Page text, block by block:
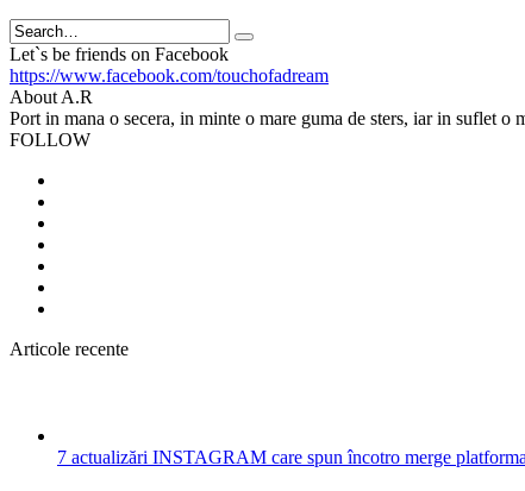
Search
Let`s be friends on Facebook
https://www.facebook.com/touchofadream
About A.R
Port in mana o secera, in minte o mare guma de sters, iar in suflet
FOLLOW
Articole recente
7 actualizări INSTAGRAM care spun încotro merge